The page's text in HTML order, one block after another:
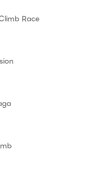
Race